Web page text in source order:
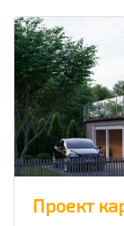
Проект